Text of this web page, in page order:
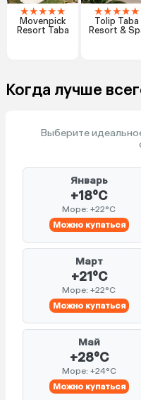
★★★★★
Movenpick
Resort Taba
★★★★★
Tolip Taba
Resort &
Когда лучше
Выберите
Январь
+18°C
Море: +22°C
Можно купаться
Март
+21°C
Море: +22°C
Можно купаться
Май
+28°C
Море: +24°C
Можно купаться